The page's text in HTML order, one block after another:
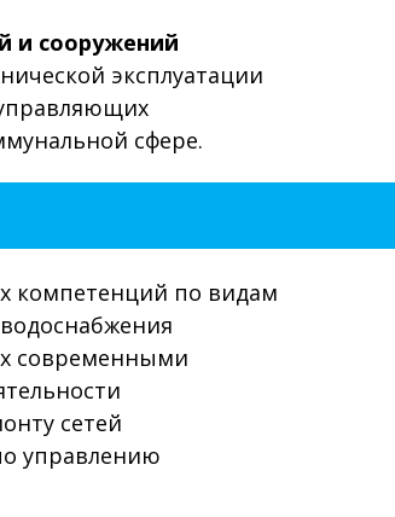
и сооружений
эксплуатации
сфере.
компетенций по видам
современными
сетей
управлению